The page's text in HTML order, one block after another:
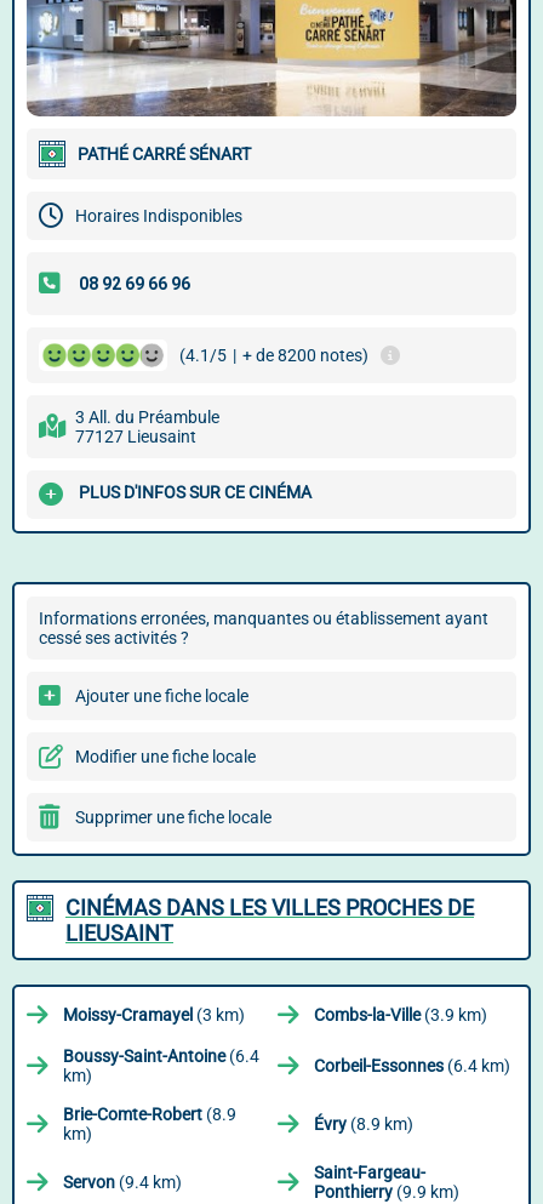
PATHÉ CARRÉ SÉNART
Horaires Indisponibles
(4.1/5 | + de 8200 notes)
3 All. du Préambule
77127 Lieusaint
PLUS D'INFOS SUR CE CINÉMA
Informations erronées, manquantes ou établissement ayant
cessé ses activités ?
Ajouter une fiche locale
Modifier une fiche locale
Supprimer une fiche locale
CINÉMAS DANS LES VILLES PROCHES DE
LIEUSAINT
Moissy-Cramayel (3 km) Combs-la-Ville(3.9 km)
Boussy-Saint-Antoine(6.4
km)
Corbeil-Essonnes (6.4 km)
Brie-Comte-Robert (8.9
km)
Évry (8.9 km)
Servon (9.4 km)
Saint-Fargeau-
Ponthierry (9.9 km)